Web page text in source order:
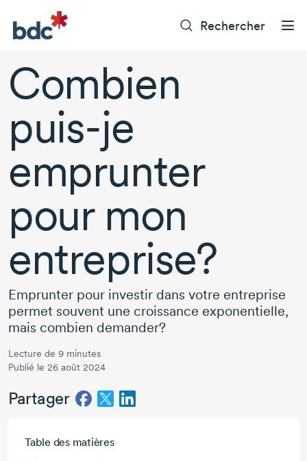
Rechercher
Combien
puis-je
emprunter
pour mon
entreprise?
Emprunter pour investir dans votre entreprise
permet souvent une croissance exponentielle,
mais combien demander?
Lecture de 9 minutes
Publié le 26 août 2024
Partager
Table des matières